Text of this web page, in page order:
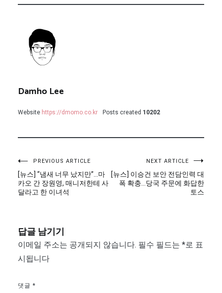
Damho Lee
Website https://dmomo.co.kr Posts created 10202
글
탐
색
PREVIOUS ARTICLE
[뉴스] “냄새 너무 났지만”…마
카오 간 장원영, 매니저한테 사
달라고 한 이녀석
NEXT ARTICLE
[뉴스] 이승건 보안 전담인력 대
폭 확충…당국 주문에 화답한
토스
답글 남기기
이메일 주소는 공개되지 않습니다. 필수 필드는 *로 표
시됩니다
댓글 *